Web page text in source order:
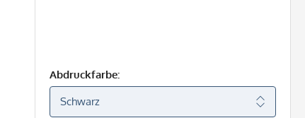
Abdruckfarbe: